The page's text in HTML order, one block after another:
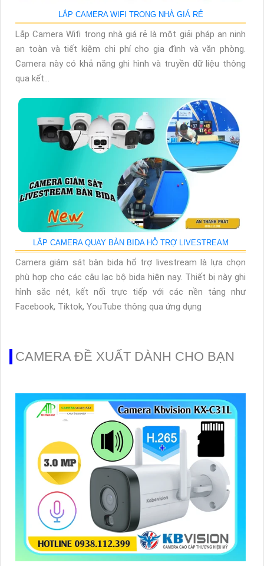
LẮP CAMERA WIFI TRONG NHÀ GIÁ RẺ
Lắp Camera Wifi trong nhà giá rẻ là một giải pháp an ninh
an toàn và tiết kiệm chi phí cho gia đình và văn phòng.
Camera này có khả năng ghi hình và truyền dữ liệu thông
qua kết...
LẮP CAMERA QUAY BÀN BIDA HỖ TRỢ LIVESTREAM
Camera giám sát bàn bida hổ trợ livestream là lựa chọn
phù hợp cho các câu lạc bộ bida hiện nay. Thiết bị này ghi
hình sắc nét, kết nối trực tiếp với các nền tảng như
Facebook, Tiktok, YouTube thông qua ứng dụng
CAMERA ĐỀ XUẤT DÀNH CHO BẠN